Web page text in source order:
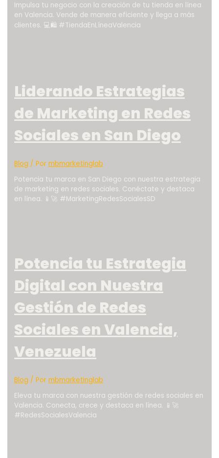
Impulsa tu negocio con la creación de tu tienda en línea
en Valencia. Vende de manera eficiente y llega a más
clientes. 💻🛍️ #TiendaEnLíneaValencia
Liderando Estrategias
de Marketing en Redes
Sociales en San Diego
Blog / Pormbmarketinglab
Potencia tu marca en San Diego con nuestra estrategia
de marketing en redes sociales. Conéctate y destaca
en línea. 📱🚀 #MarketingRedesSocialesSD
Potencia tu Estrategia
Digital con Nuestra
Gestión de Redes
Sociales en Valencia,
Venezuela
Blog / Pormbmarketinglab
Eleva tu marca con nuestra gestión de redes sociales en
Valencia. Conecta, crece y destaca en línea. 📱🚀
#RedesSocialesValencia